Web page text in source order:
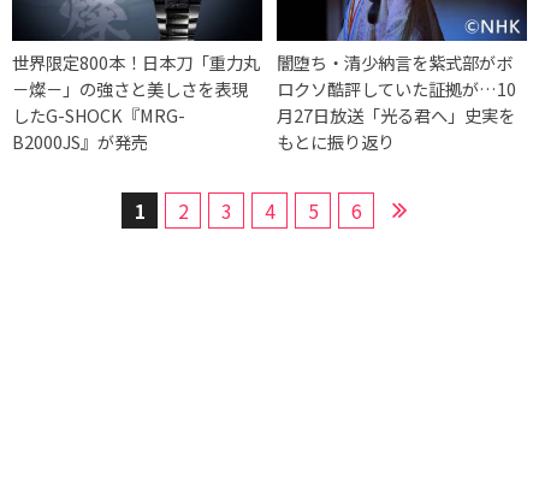
世界限定800本！日本刀「重力丸
－燦－」の強さと美しさを表現
したG-SHOCK『MRG-
B2000JS』が発売
闇堕ち・清少納言を紫式部がボ
ロクソ酷評していた証拠が…10
月27日放送「光る君へ」史実を
もとに振り返り
1 2 3 4 5 6